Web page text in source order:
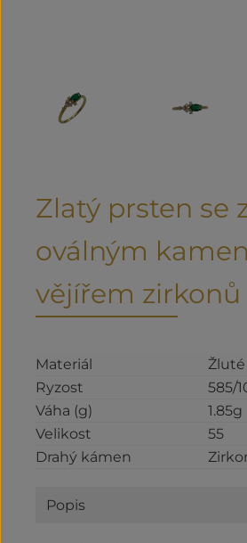
Zlatý prsten se
oválným
vějířem zirkonů
Materiál
Ryzost
585/
Váha (g)
1.85g
Velikost
55
Drahý kámen
Popis